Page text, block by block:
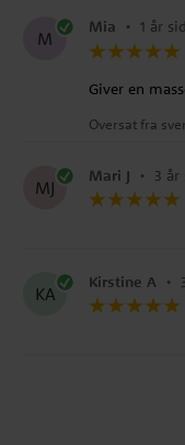
M
Mia • 1 år
Giver en
Oversat fra
MJ
Mari J • 3 år
KA
Kirstine A •